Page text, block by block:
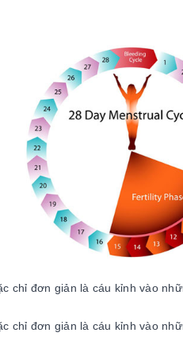
chỉ đơn giản là cáu kỉnh vào
chỉ đơn giản là cáu kỉnh vào